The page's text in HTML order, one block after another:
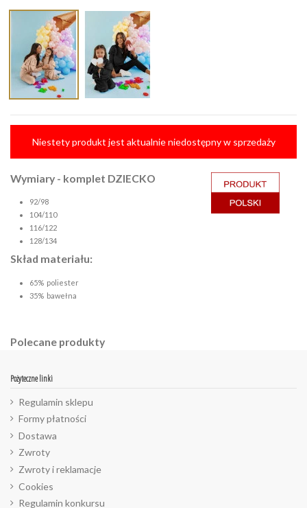
Niestety produkt jest aktualnie niedostępny w sprzedaży
Wymiary - komplet DZIECKO
92/98
104/110
116/122
128/134
Skład materiału:
65% poliester
35% bawełna
Polecane produkty
Pożyteczne linki
Regulamin sklepu
Formy płatności
Dostawa
Zwroty
Zwroty i reklamacje
Cookies
Regulamin konkursu